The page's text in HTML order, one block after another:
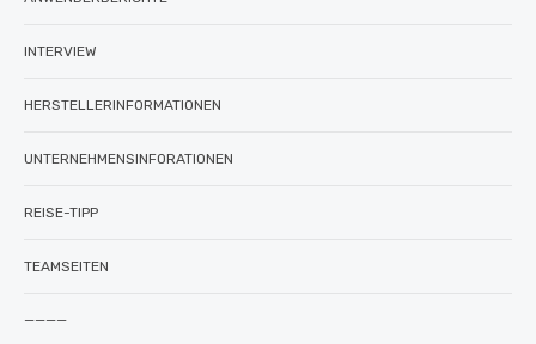
INTERVIEW
HERSTELLERINFORMATIONEN
UNTERNEHMENSINFORATIONEN
REISE-TIPP
TEAMSEITEN
————